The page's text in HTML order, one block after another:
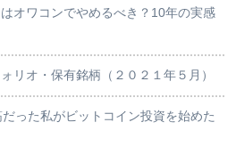
オワコンでやめるべき？10年の実感
リオ・保有銘柄（２０２１年５月）
った私がビットコイン投資を始めた